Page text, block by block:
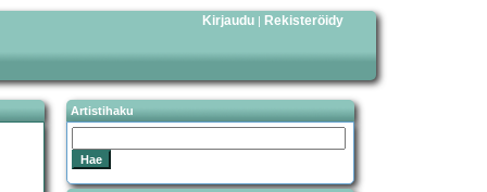
Kirjaudu | Rekisteröidy
Artistihaku